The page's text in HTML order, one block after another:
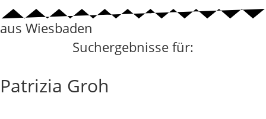
aus Wiesbaden
Suchergebnisse für:
Patrizia Groh